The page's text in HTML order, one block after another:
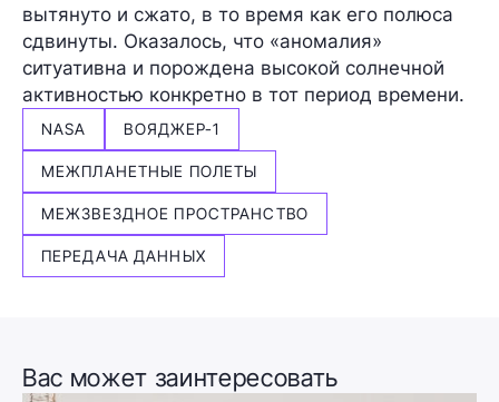
вытянуто и сжато, в то время как его полюса
сдвинуты. Оказалось, что «аномалия»
ситуативна и порождена высокой солнечной
активностью конкретно в тот период времени.
NASA ВОЯДЖЕР-1
МЕЖПЛАНЕТНЫЕ ПОЛЕТЫ
МЕЖЗВЕЗДНОЕ ПРОСТРАНСТВО
ПЕРЕДАЧА ДАННЫХ
Вас может заинтересовать